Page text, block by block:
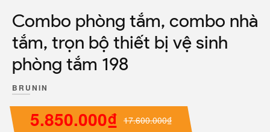
Combo phòng tắm, combo nhà
tắm, trọn bộ thiết bị vệ sinh
phòng tắm 198
BRUNIN
5.850.000₫ 17.600.000₫